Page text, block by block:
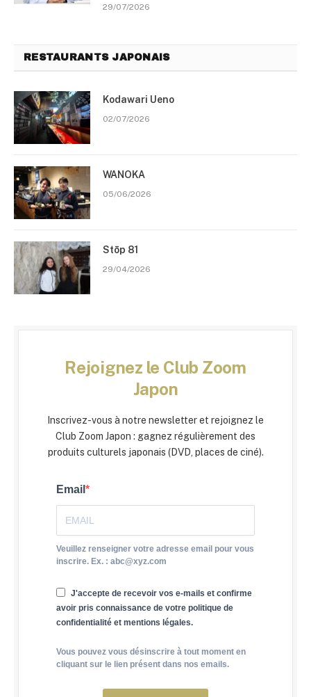
29/07/2026
RESTAURANTS JAPONAIS
Kodawari Ueno
02/07/2026
WANOKA
05/06/2026
Stōp 81
29/04/2026
Rejoignez le Club Zoom
Japon
Inscrivez-vous à notre newsletter et rejoignez le
Club Zoom Japon : gagnez régulièrement des
produits culturels japonais (DVD, places de ciné).
Email
Veuillez renseigner votre adresse email pour vous
inscrire. Ex. : abc@xyz.com
J'accepte de recevoir vos e-mails et confirme
avoir pris connaissance de votre politique de
confidentialité et mentions légales.
Vous pouvez vous désinscrire à tout moment en
cliquant sur le lien présent dans nos emails.